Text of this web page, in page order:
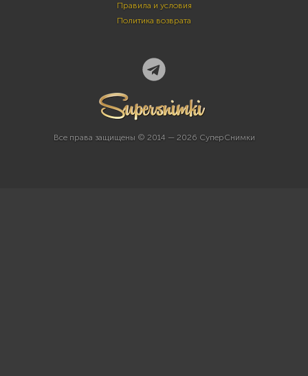
Правила и условия
Политика возврата
Все права защищены © 2014 — 2026 СуперСнимки